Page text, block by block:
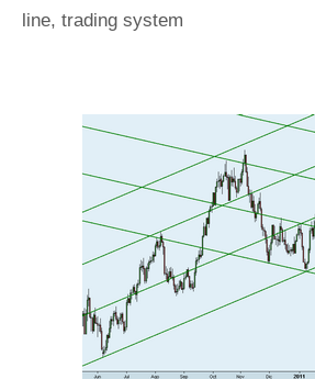
line, trading system